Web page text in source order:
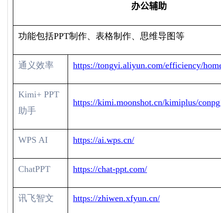
办公辅助
功能包括PPT制作、表格制作、思维导图等
通义效率 https://tongyi.aliyun.com/efficiency/
Kimi+ PPT
助手
https://kimi.moonshot.cn/kimiplus/
WPS AI https://ai.wps.cn/
ChatPPT https://chat-ppt.com/
讯飞智文 https://zhiwen.xfyun.cn/